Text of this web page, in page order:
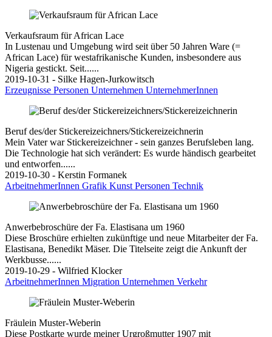
Verkaufsraum für African Lace
In Lustenau und Umgebung wird seit über 50 Jahren Ware (=
African Lace) für westafrikanische Kunden, insbesondere aus
Nigeria gestickt. Seit......
2019-10-31 - Silke Hagen-Jurkowitsch
Erzeugnisse Personen Unternehmen UnternehmerInnen
Beruf des/der Stickereizeichners/Stickereizeichnerin
Mein Vater war Stickereizeichner - sein ganzes Berufsleben lang.
Die Technologie hat sich verändert: Es wurde händisch gearbeitet
und entworfen......
2019-10-30 - Kerstin Formanek
ArbeitnehmerInnen Grafik Kunst Personen Technik
Anwerbebroschüre der Fa. Elastisana um 1960
Diese Broschüre erhielten zukünftige und neue Mitarbeiter der Fa.
Elastisana, Benedikt Mäser. Die Titelseite zeigt die Ankunft der
Werkbusse......
2019-10-29 - Wilfried Klocker
ArbeitnehmerInnen Migration Unternehmen Verkehr
Fräulein Muster-Weberin
Diese Postkarte wurde meiner Urgroßmutter 1907 mit